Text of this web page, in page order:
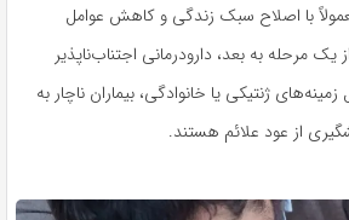
با اصلاح سبک زندگی و کاهش عوامل
یک مرحله به بعد، دارودرمانی اجتناب‌ناپذیر
ژنتیکی یا خانوادگی، بیماران ناچار به
از عود علائم هستند.